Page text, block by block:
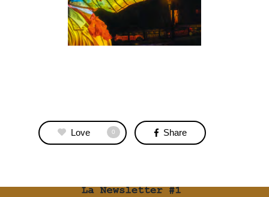
Love 0 Share